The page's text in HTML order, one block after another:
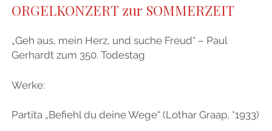
ORGELKONZERT zur SOMMERZEIT
„Geh aus, mein Herz, und suche Freud“ – Paul
Gerhardt zum 350. Todestag
Werke:
Partita „Befiehl du deine Wege“ (Lothar Graap, *1933)